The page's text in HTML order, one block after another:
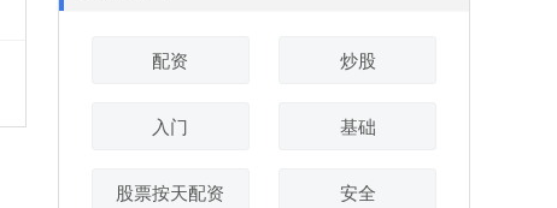
配资 炒股
入门 基础
股票按天配资 安全